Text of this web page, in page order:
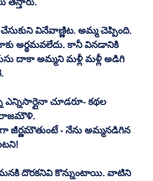
చేసుకుని వినేవాణ్ణిట. అమ్మ చెప్పింది.
అర్థమవలేదు. కానీ వినడానికి
దాకా అమ్మని మళ్లీ మళ్లీ అడిగి
ఎన్నిసార్లైనా చూడరూ- కథల
జీర్ణమౌతుంటే - నేను అమ్మనడిగిన
దొరకనివి కొన్నుంటాయి. వాటిని